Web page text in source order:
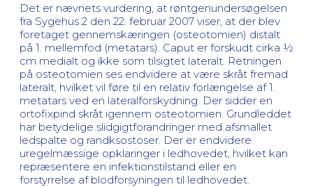
Det er nævnets vurdering, at røntgenundersøgelsen
fra Sygehus 2 den 22. februar 2007 viser, at der blev
foretaget gennemskæringen (osteotomien) distalt
på 1. mellemfod (metatars). Caput er forskudt cirka ½
cm medialt og ikke som tilsigtet lateralt. Retningen
på osteotomien ses endvidere at være skråt fremad
lateralt, hvilket vil føre til en relativ forlængelse af 1.
metatars ved en lateralforskydning. Der sidder en
ortofixpind skråt igennem osteotomien. Grundleddet
har betydelige slidgigtforandringer med afsmallet
ledspalte og randksostoser. Der er endvidere
uregelmæssige opklaringer i ledhovedet, hvilket kan
repræsentere en infektionstilstand eller en
forstyrrelse af blodforsyningen til ledhovedet.